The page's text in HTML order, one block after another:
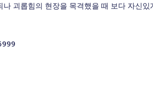
괴롭힘의 현장을 목격했을 때 보다 자신있